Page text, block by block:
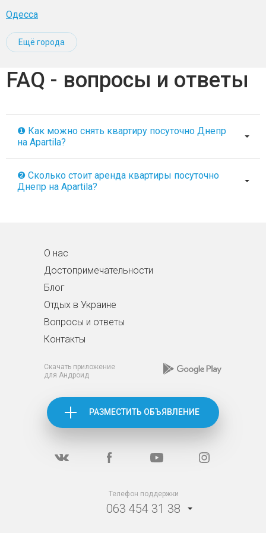
Одесса
Ещё города
FAQ - вопросы и ответы
❶ Как можно снять квартиру посуточно Днепр
на Apartila?
❷ Сколько стоит аренда квартиры посуточно
Днепр на Apartila?
О нас
Достопримечательности
Блог
Отдых в Украине
Вопросы и ответы
Контакты
Скачать приложение
для Андроид
РАЗМЕСТИТЬ ОБЪЯВЛЕНИЕ
Телефон поддержки
063 454 31 38